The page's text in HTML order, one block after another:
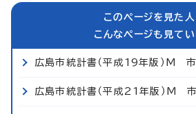
このページを見た
こんなページも見てい
広島市統計書（平成19年版）M
広島市統計書（平成21年版）M